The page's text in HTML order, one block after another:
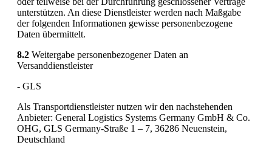
unterstützen. An diese Dienstleister werden nach Maßgabe
der folgenden Informationen gewisse personenbezogene
Daten übermittelt.
8.2 Weitergabe personenbezogener Daten an
Versanddienstleister
- GLS
Als Transportdienstleister nutzen wir den nachstehenden
Anbieter: General Logistics Systems Germany GmbH & Co.
OHG, GLS Germany-Straße 1 – 7, 36286 Neuenstein,
Deutschland